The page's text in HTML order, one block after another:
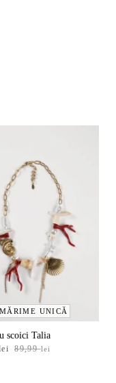
MĂRIME UNICĂ
scoici Talia
89,99lei